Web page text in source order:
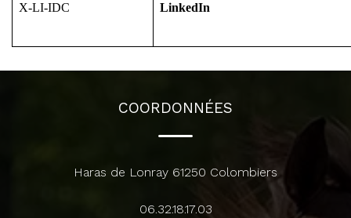
X-LI-IDC LinkedIn
COORDONNÉES
Haras de Lonray 61250 Colombiers
06.32.18.17.03